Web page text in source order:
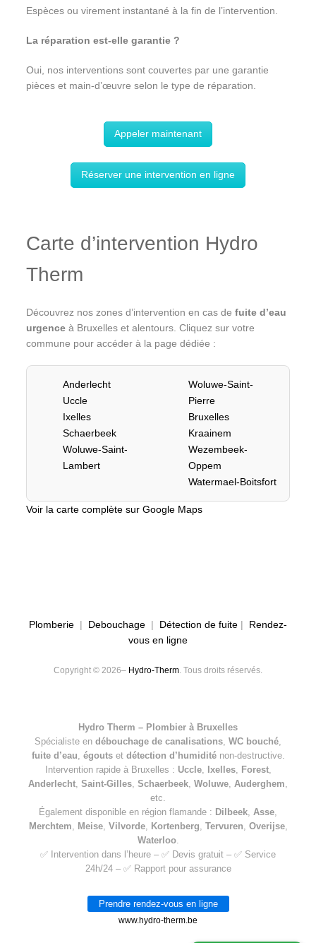
Espèces ou virement instantané à la fin de l’intervention.
La réparation est-elle garantie ?
Oui, nos interventions sont couvertes par une garantie
pièces et main-d’œuvre selon le type de réparation.
Appeler maintenant
Réserver une intervention en ligne
Carte d’intervention Hydro
Therm
Découvrez nos zones d’intervention en cas defuite d’eau
urgence à Bruxelles et alentours. Cliquez sur votre
commune pour accéder à la page dédiée :
Anderlecht
Uccle
Ixelles
Schaerbeek
Woluwe-Saint-
Lambert
Woluwe-Saint-
Pierre
Bruxelles
Kraainem
Wezembeek-
Oppem
Watermael-Boitsfort
Voir la carte complète sur Google Maps
Plomberie | Debouchage | Détection de fuite | Rendez-
vous en ligne
Copyright © 2026– Hydro-Therm. Tous droits réservés.
Hydro Therm – Plombier à Bruxelles
Spécialiste en débouchage de canalisations WC bouché
fuite d’eau égoutset détection d’humiditénon-destructive.
Intervention rapide à Bruxelles : Uccle, Ixelles, Forest,
Anderlecht Saint-Gilles Schaerbeek Woluwe Auderghem
etc.
Également disponible en région flamande : Dilbeek Asse
Merchtem
Meise, Vilvorde, Kortenberg Tervuren Overijse,
Waterloo.
✅ Intervention dans l’heure – ✅ Devis gratuit – ✅ Service
24h/24 – ✅ Rapport pour assurance
Prendre rendez-vous en ligne
www.hydro-therm.be